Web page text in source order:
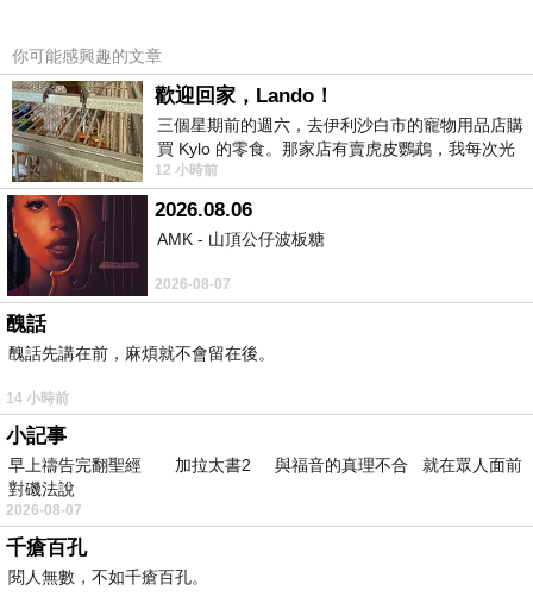
的益生菌菌種為鼠李糖乳桿菌，它是目前研究最
多的益生菌，對人體健康很有好處。雖然
culturelle是美國品牌，但在香港也能夠買到，兒
童益生菌很受香港人歡迎，它能夠呵護孩子的腸
胃健康提升孩子的免疫力。
毀掉孩子一生專注力的3件事，或許你正在
做
你可能感興趣的文章
歡迎回家，Lando！
三個星期前的週六，去伊利沙白市的寵物用品店購
買 Kylo 的零食。那家店有賣虎皮鸚鵡，我每次光
顧都會去看一下。他們偶爾會引進 C
12 小時前
2026.08.06
AMK - 山頂公仔波板糖
2026-08-07
醜話
醜話先講在前，麻煩就不會留在後。
14 小時前
小記事
早上禱告完翻聖經 加拉太書2 與福音的真理不合 就在眾人面前
對磯法說
2026-08-07
千瘡百孔
閱人無數，不如千瘡百孔。